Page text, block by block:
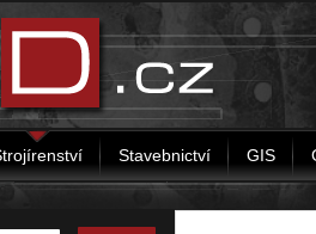
Stavebnictví GIS